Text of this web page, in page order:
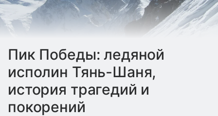
Пик Победы: ледяной
исполин Тянь-Шаня,
история трагедий и
покорений